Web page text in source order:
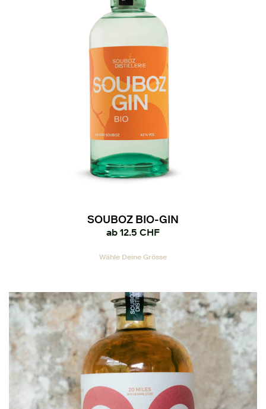
auf
der
Produktseite
werden
SOUBOZ BIO-GIN
ab 12.5 CHF
Wähle Deine GrösseProdukt
Varianten
auf.
Die
Optionen
können
auf
der
Produktseite